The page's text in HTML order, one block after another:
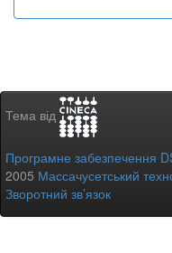
Тема від
Програмне забезпечення
2005 Массачусетський
Зворотний зв’язок